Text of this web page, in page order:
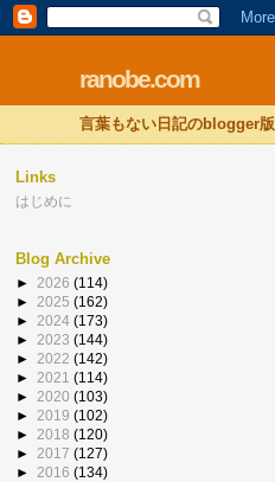
ranobe.com
言葉もない日記のblogger版
Links
はじめに
Blog Archive
► 2026 (114)
► 2025 (162)
► 2024 (173)
► 2023 (144)
► 2022 (142)
► 2021 (114)
► 2020 (103)
► 2019 (102)
► 2018 (120)
► 2017 (127)
► 2016 (134)